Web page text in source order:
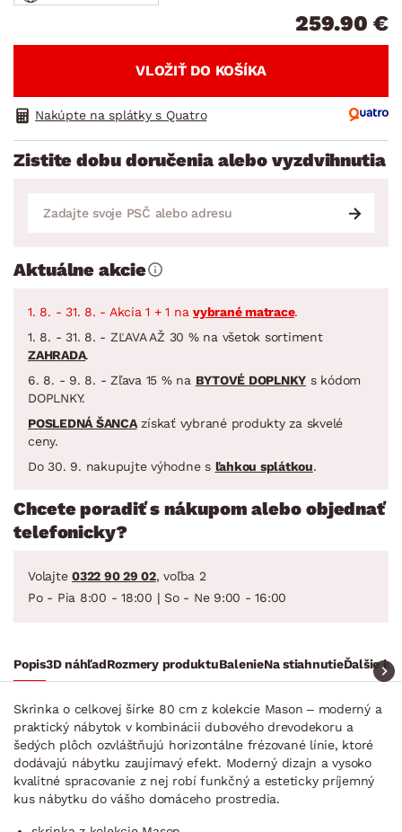
259.90 €
VLOŽIŤ DO KOŠÍKA
Nakúpte na splátky s Quatro
Zistite dobu doručenia alebo vyzdvihnutia
Aktuálne akcie
1. 8. - 31. 8. - Akcia 1 + 1 na vybrané matrace.
1. 8. - 31. 8. - ZĽAVA AŽ 30 % na všetok sortiment
ZAHRADA.
6. 8. - 9. 8. - Zľava 15 % na BYTOVÉ DOPLNKY s kódom
DOPLNKY.
POSLEDNÁ ŠANCAzískať vybrané produkty za skvelé
ceny.
Do 30. 9. nakupujte výhodne s ľahkou splátkou.
Chcete poradiť s nákupom alebo objednať
telefonicky?
Volajte 0322 90 29 02, voľba 2
Po - Pia 8:00 - 18:00 | So - Ne 9:00 - 16:00
Popis3D náhľadRozmery produktuBalenieNa stiahnutieĎalšie
Skrinka o celkovej šírke 80 cm z kolekcie Mason – moderný a
praktický nábytok v kombinácii dubového drevodekoru a
šedých plôch ozvláštňujú horizontálne frézované línie, ktoré
dodávajú nábytku zaujímavý efekt. Moderný dizajn a vysoko
kvalitné spracovanie z nej robí funkčný a esteticky príjemný
kus nábytku do vášho domáceho prostredia.